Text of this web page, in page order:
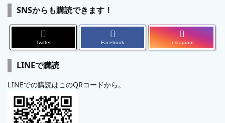
SNSからも購読できます！
Twitter Facebook Instagram
LINEで購読
LINEでの購読はこのQRコードから。